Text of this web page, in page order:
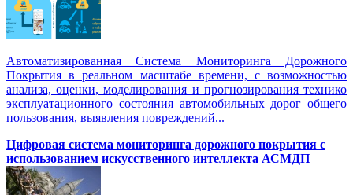
Автоматизированная Система Мониторинга Дорожного
Покрытия в реальном масштабе времени, с возможностью
анализа, оценки, моделирования и прогнозирования технико
эксплуатационного состояния автомобильных дорог общего
пользования, выявления повреждений...
Цифровая система мониторинга дорожного покрытия с
использованием искусственного интеллекта АСМДП